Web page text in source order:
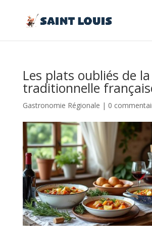
Les plats oubliés de
traditionnelle
Gastronomie Régionale | 0